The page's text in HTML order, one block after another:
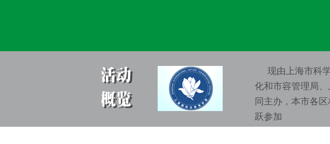
现由上海市科
化和市容管理局
同主办，本市各
跃参加